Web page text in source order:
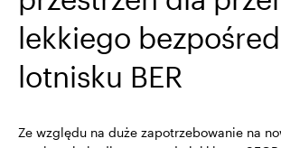
lekkiego
lotnisku BER
Ze względu na duże zapotrzebowanie na